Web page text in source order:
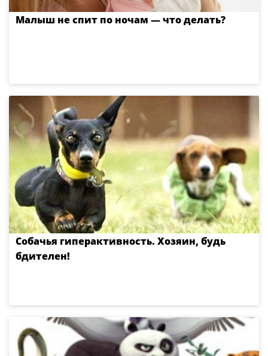
Малыш не спит по ночам — что делать?
Собачья гиперактивность. Хозяин, будь
бдителен!